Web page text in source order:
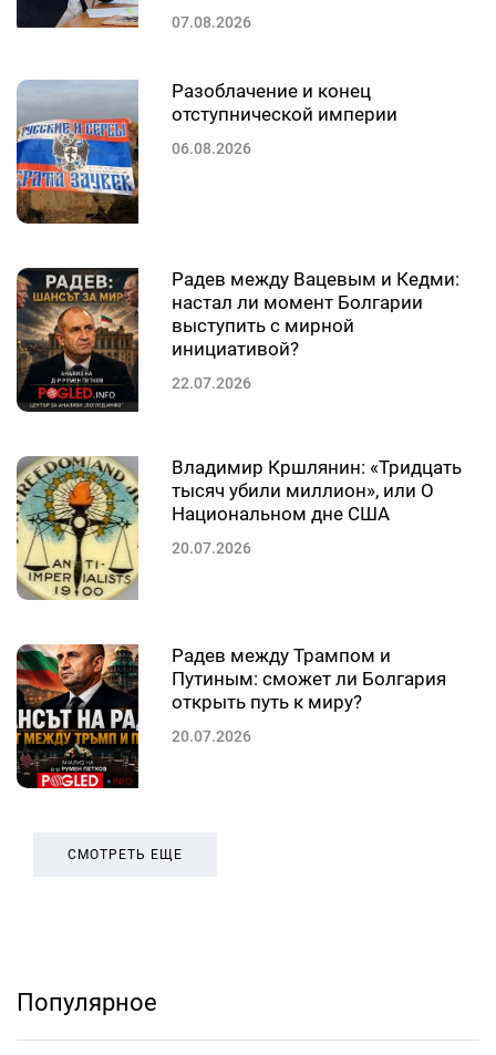
07.08.2026
Разоблачение и конец
отступнической империи
06.08.2026
Радев между Вацевым и Кедми:
настал ли момент Болгарии
выступить с мирной
инициативой?
22.07.2026
Владимир Кршлянин: «Тридцать
тысяч убили миллион», или О
Национальном дне США
20.07.2026
Радев между Трампом и
Путиным: сможет ли Болгария
открыть путь к миру?
20.07.2026
СМОТРЕТЬ ЕЩЕ
Популярное